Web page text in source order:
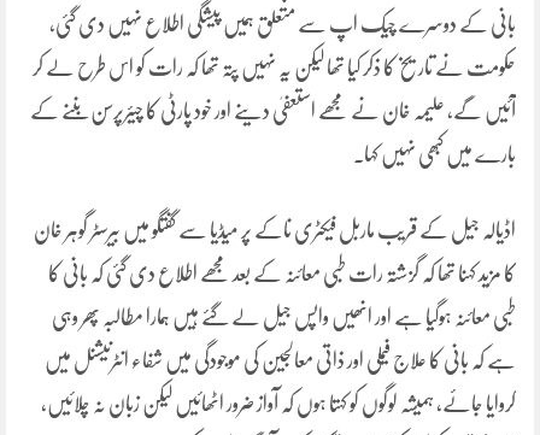
بانی کے دوسرے چیک اپ سے متعلق ہمیں پیشگی اطلاع نہیں دی گئی،
حکومت نے تاریخ کا ذکر کیا تھا لیکن یہ نہیں پتہ تھا کہ رات کو اس طرح لے کر
آئیں گے، علیمہ خان نے مجھے استعفیٰ دینے اور خود پارٹی کا چیئرپرسن بننے کے
بارے میں کبھی نہیں کہا۔
اڈیالہ جیل کے قریب ماربل فیکٹری ناکے پر میڈیا سے گفتگو میں بیرسٹر گوہر خان
کا مزید کہنا تھا کہ گزشتہ رات طبی معائنہ کے بعد مجھے اطلاع دی گئی کہ بانی کا
طبی معائنہ ہوگیا ہے اور انھیں واپس جیل لے گئے ہیں ہمارا مطالبہ پھر وہی
ہے کہ بانی کا علاج فیملی اور ذاتی معالجین کی موجودگی میں شفاء انٹرنیشنل میں
کروایا جائے، ہمیشہ لوگوں کو کہتا ہوں کہ آواز ضرور اٹھائیں لیکن زبان نہ چلائیں،